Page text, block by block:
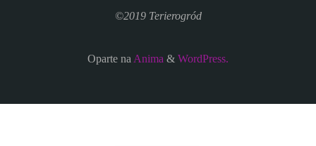
©2019 Terierogród
Oparte naAnima & WordPress.